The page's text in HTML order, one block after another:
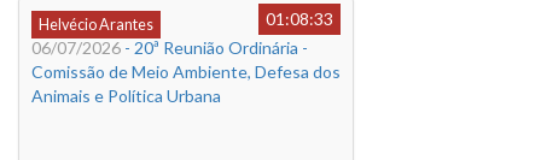
Helvécio Arantes
01:08:33
06/07/2026 - 20ª Reunião Ordinária -
Comissão de Meio Ambiente, Defesa dos
Animais e Política Urbana